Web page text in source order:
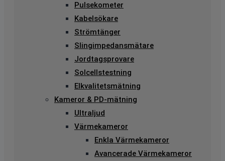
Pulsekometer
Kabelsökare
Strömtänger
Slingimpedansmätare
Jordtagsprovare
Solcellstestning
Elkvalitetsmätning
Kameror & PD-mätning
Ultraljud
Värmekameror
Enkla Värmekameror
Avancerade Värmekameror